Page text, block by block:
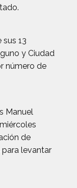
13
y Ciudad
número de
Manuel
de
levantar